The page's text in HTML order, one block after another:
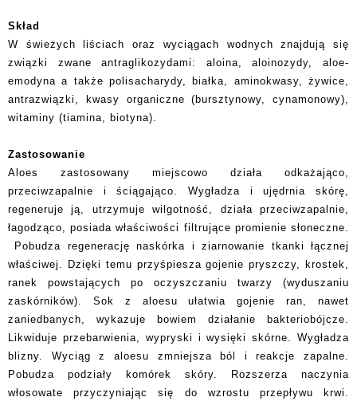
Skład
W świeżych liściach oraz wyciągach wodnych znajdują się
związki zwane antraglikozydami: aloina, aloinozydy, aloe-
emodyna a także polisacharydy, białka, aminokwasy, żywice,
antrazwiązki, kwasy organiczne (bursztynowy, cynamonowy),
witaminy (tiamina, biotyna).
Zastosowanie
Aloes zastosowany miejscowo działa odkażająco,
przeciwzapalnie i ściągająco. Wygładza i ujędrnia skórę,
regeneruje ją, utrzymuje wilgotność, działa przeciwzapalnie,
łagodząco, posiada właściwości filtrujące promienie słoneczne.
Pobudza regenerację naskórka i ziarnowanie tkanki łącznej
właściwej. Dzięki temu przyśpiesza gojenie pryszczy, krostek,
ranek powstających po oczyszczaniu twarzy (wyduszaniu
zaskórników). Sok z aloesu ułatwia gojenie ran, nawet
zaniedbanych, wykazuje bowiem działanie bakteriobójcze.
Likwiduje przebarwienia, wypryski i wysięki skórne. Wygładza
blizny. Wyciąg z aloesu zmniejsza ból i reakcje zapalne.
Pobudza podziały komórek skóry. Rozszerza naczynia
włosowate przyczyniając się do wzrostu przepływu krwi.